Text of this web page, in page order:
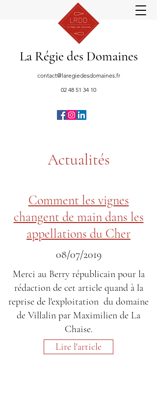
La Régie des Domaines
contact@laregiedesdomaines.fr
02 48 51 34 10
Actualités
Comment les vignes
changent de main dans les
appellations du Cher
08/07/2019
Merci au Berry républicain pour la
rédaction de cet article quand à la
reprise de l'exploitation du domaine
de Villalin par Maximilien de La
Chaise.
Lire l'article